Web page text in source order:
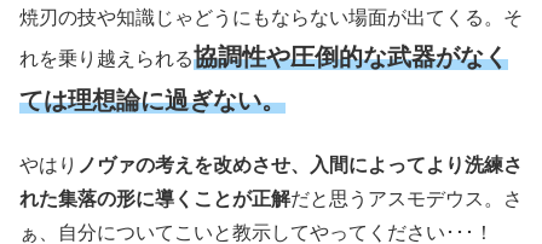
焼刃の技や知識じゃどうにもならない場面が出てくる。そ
れを乗り越えられる協調性や圧倒的な武器がなく
ては理想論に過ぎない。
やはり ノヴァの考えを改めさせ、入間によってより洗練さ
れた集落の形に導くことが正解だと思うアスモデウス。さ
ぁ、自分についてこいと教示してやってください･･･！